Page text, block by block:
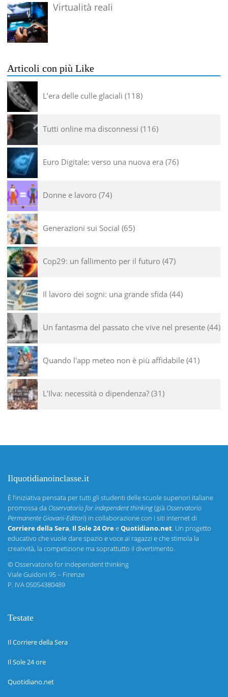
Virtualità reali
Articoli con più Like
L’era delle culle glaciali 118
Tutti online ma disconnessi 116
Euro Digitale: verso una nuova era 76
Donne e lavoro 74
Generazioni sui Social 65
Cop29: un fallimento per il futuro 47
Il lavoro dei sogni: una grande sfida 44
Un fantasma del passato che vive nel presente 44
Quando l'app meteo non è più affidabile 41
L’Ilva: necessità o dipendenza? 31
Ilquotidianoinclasse.it
È l’iniziativa pensata per tutti gli studenti delle scuole superiori italiane
promossa da Osservatorio for independent thinking(già Osservatorio
Permanente Giovani-Editori) in collaborazione con i siti internet di
Corriere della Sera, Il Sole 24 OreeQuotidiano.net. Un progetto
educativo che vuole dare spazio e voce ai ragazzi e che stimola la
creatività, la competizione ma soprattutto il divertimento.
©Osservatorio for independent thinking
Viale Guidoni 95 – Firenze
P. IVA 05054380489
Testate
Il Corriere della Sera
Il Sole 24 ore
Quotidiano.net